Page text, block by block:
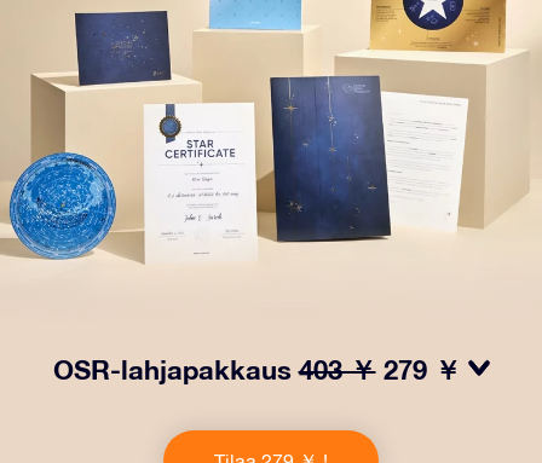
OSR-lahjapakkaus403 ￥ 279 ￥
Tämä lahja sisältää kauniin kirjekuoren ja